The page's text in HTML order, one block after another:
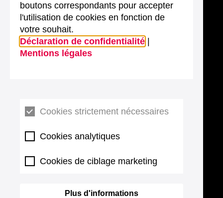
boutons correspondants pour accepter
l'utilisation de cookies en fonction de
votre souhait.
Déclaration de confidentialité
Mentions légales
Cookies strictement nécessaires
Cookies analytiques
Cookies de ciblage marketing
Plus d'informations